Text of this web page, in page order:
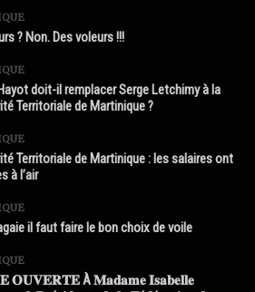
? Non. Des voleurs !!!
doit-il remplacer Serge Letchimy à la
Territoriale de Martinique ?
Territoriale de Martinique : les salaires ont
à l’air
il faut faire le bon choix de voile
𝐎𝐔𝐕𝐄𝐑𝐓𝐄 À 𝐌𝐚𝐝𝐚𝐦𝐞 𝐈𝐬𝐚𝐛𝐞𝐥𝐥𝐞